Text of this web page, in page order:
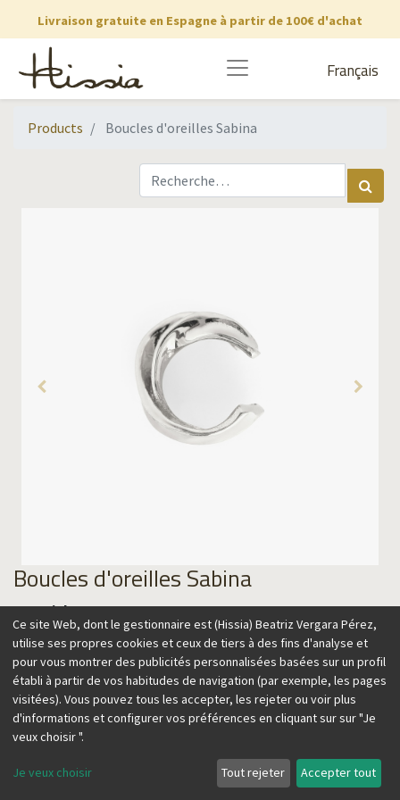
Livraison gratuite en Espagne à partir de 100€ d'achat
Français
Products Boucles d'oreilles Sabina
Boucles d'oreilles Sabina
Material
Ce site Web, dont le gestionnaire est (Hissia) Beatriz Vergara Pérez,
utilise ses propres cookies et ceux de tiers à des fins d'analyse et
pour vous montrer des publicités personnalisées basées sur un profil
établi à partir de vos habitudes de navigation (par exemple, les pages
visitées). Vous pouvez tous les accepter, les rejeter ou voir plus
d'informations et configurer vos préférences en cliquant sur sur "Je
veux choisir ".
Je veux choisir Tout rejeter Accepter tout